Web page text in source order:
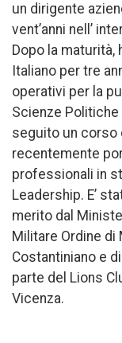
un dirigente
vent’anni nell’
Dopo la maturità,
Italiano per tre
operativi per la
Scienze Politiche
seguito un corso
recentemente
professionali in
Leadership. E’
merito dal
Militare Ordine di
Costantiniano e
parte del Lions
Vicenza.